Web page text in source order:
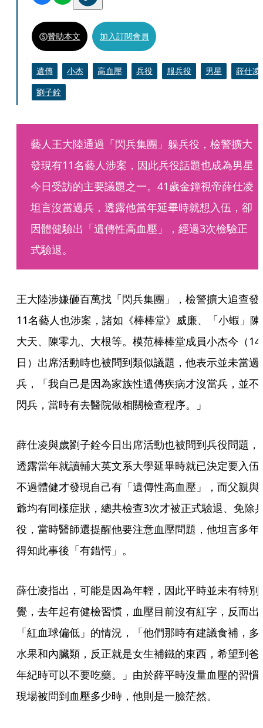
贊助本文 加入訂閱會員
遺傳 小杰 高血壓 兵役 服兵役 男星
薛仕凌
劉子銓
藝人王大陸通過「閃兵集團」躲兵役，檢警擴大
發現有11名藝人涉案，因此兵役話題也成為男星
今日受訪的主要議題之一。41歲金鐘視帝薛仕凌
坦言沒當過兵，透露他當年延畢時就想入伍，卻
因體健驗出「遺傳性高血壓」，經過3次檢驗正
式驗退。
王大陸涉嫌砸百萬找「閃兵集團」，檢警擴大追查發
11名藝人也涉案，諸如《棒棒堂》威廉、「小蝦」陳
大天、陳零九、大根等。模范棒棒堂成員小杰今（14
日）出席活動時也被問到類似議題，他表示並未當過
兵，「我自己是因為家族性遺傳疾病才沒當兵，並不
閃兵，當時有去醫院做相關檢查程序。」
薛仕凌與歲劉子銓今日出席活動也被問到兵役問題，
透露當年就讀輔大英文系大學延畢時就已決定要入伍
不過體健才發現自己有「遺傳性高血壓」，而父親與
爺均有同樣症狀，總共檢查3次才被正式驗退、免除
役，當時醫師還提醒他要注意血壓問題，他坦言多年
得知此事後「有錯愕」。
薛仕凌指出，可能是因為年輕，因此平時並未有特別
覺，去年起有健檢習慣，血壓目前沒有紅字，反而出
「紅血球偏低」的情況，「他們那時有建議食補，多
水果和內臟類，反正就是女生補鐵的東西，希望到爸
年紀時可以不要吃藥。」由於薛平時沒量血壓的習慣
現場被問到血壓多少時，他則是一臉茫然。